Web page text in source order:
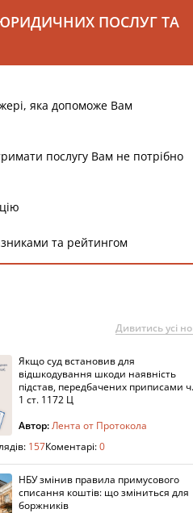
ПОСЛУГ ТА
яка допоможе Вам
послугу Вам не потрібно
та рейтингом
Дивитись усі
Якщо суд встановив для
відшкодування шкоди наявність
підстав, передбачених приписами ч.
1 ст. 1172 Ц
Автор:Лента от Протокола
157Коментарі:0
НБУ змінив правила примусового
списання коштів: що зміниться для
боржників